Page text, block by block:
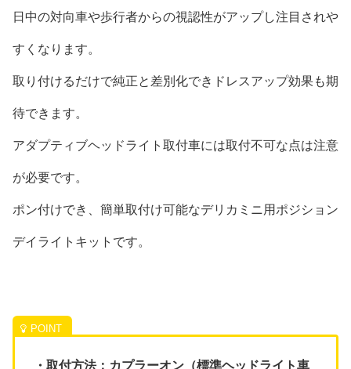
日中の対向車や歩行者からの視認性がアップし注目されや
すくなります。
取り付けるだけで純正と差別化できドレスアップ効果も期
待できます。
アダプティブヘッドライト取付車には取付不可な点は注意
が必要です。
ポン付けでき、簡単取付け可能なデリカミニ用ポジション
デイライトキットです。
・取付方法：カプラーオン（標準ヘッドライト車